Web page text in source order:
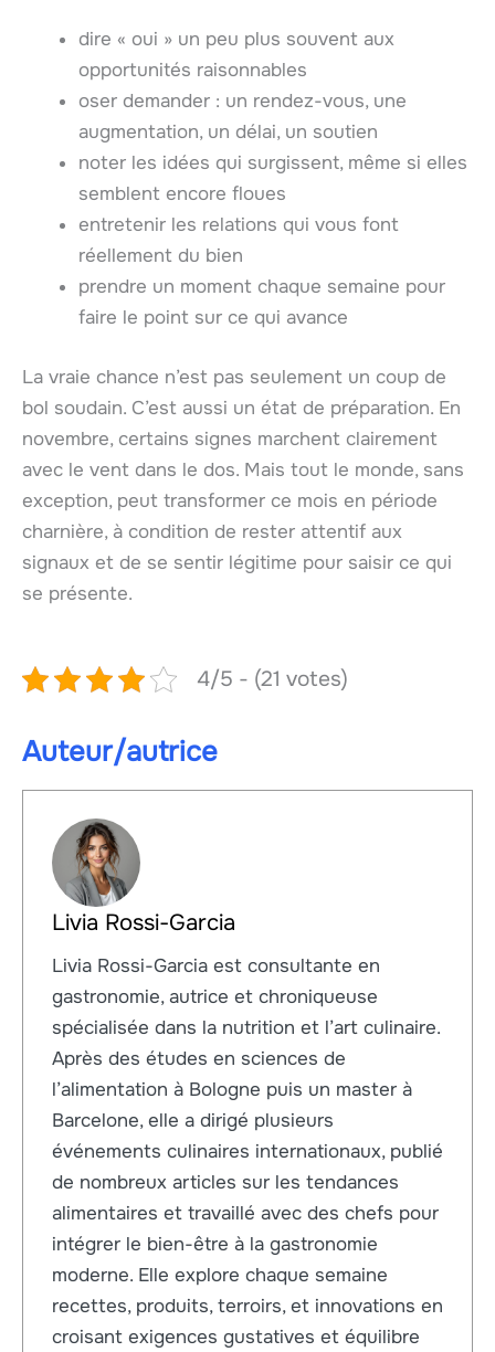
dire « oui » un peu plus souvent aux
opportunités raisonnables
oser demander : un rendez-vous, une
augmentation, un délai, un soutien
noter les idées qui surgissent, même si elles
semblent encore floues
entretenir les relations qui vous font
réellement du bien
prendre un moment chaque semaine pour
faire le point sur ce qui avance
La vraie chance n’est pas seulement un coup de
bol soudain. C’est aussi un état de préparation. En
novembre, certains signes marchent clairement
avec le vent dans le dos. Mais tout le monde, sans
exception, peut transformer ce mois en période
charnière, à condition de rester attentif aux
signaux et de se sentir légitime pour saisir ce qui
se présente.
4/5 - (21 votes)
Auteur/autrice
Livia Rossi-Garcia
Livia Rossi-Garcia est consultante en
gastronomie, autrice et chroniqueuse
spécialisée dans la nutrition et l’art culinaire.
Après des études en sciences de
l’alimentation à Bologne puis un master à
Barcelone, elle a dirigé plusieurs
événements culinaires internationaux, publié
de nombreux articles sur les tendances
alimentaires et travaillé avec des chefs pour
intégrer le bien-être à la gastronomie
moderne. Elle explore chaque semaine
recettes, produits, terroirs, et innovations en
croisant exigences gustatives et équilibre